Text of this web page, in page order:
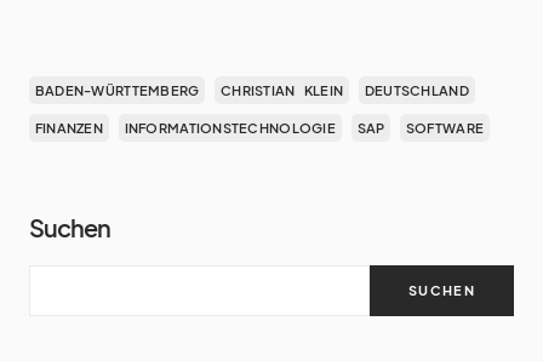
BADEN-WÜRTTEMBERG CHRISTIAN KLEIN DEUTSCHLAND
FINANZEN INFORMATIONSTECHNOLOGIE SAP SOFTWARE
Suchen
SUCHEN